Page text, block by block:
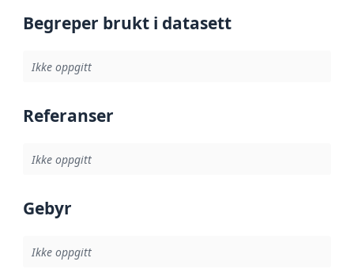
Begreper brukt i datasett
Ikke oppgitt
Referanser
Ikke oppgitt
Gebyr
Ikke oppgitt